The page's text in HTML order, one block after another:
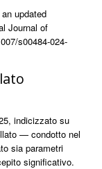
updated
Journal of
s00484-024-
indicizzato su
— condotto nel
sia parametri
significativo.